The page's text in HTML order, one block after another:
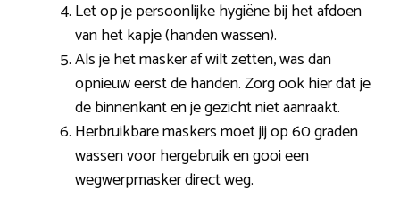
Let op je persoonlijke hygiëne bij het afdoen
van het kapje (handen wassen).
Als je het masker af wilt zetten, was dan
opnieuw eerst de handen. Zorg ook hier dat je
de binnenkant en je gezicht niet aanraakt.
Herbruikbare maskers moet jij op 60 graden
wassen voor hergebruik en gooi een
wegwerpmasker direct weg.